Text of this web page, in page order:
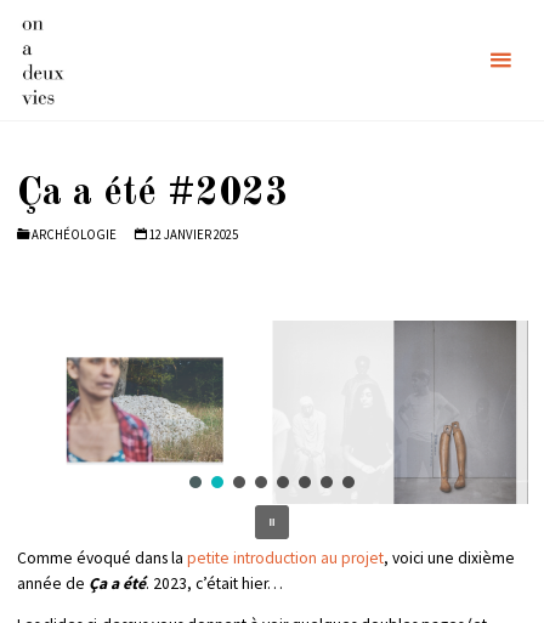
content
Ça a été #2023
ARCHÉOLOGIE 12 JANVIER 2025
Comme évoqué dans la petite introduction au projet, voici une dixième
année de Ça a été. 2023, c’était hier…